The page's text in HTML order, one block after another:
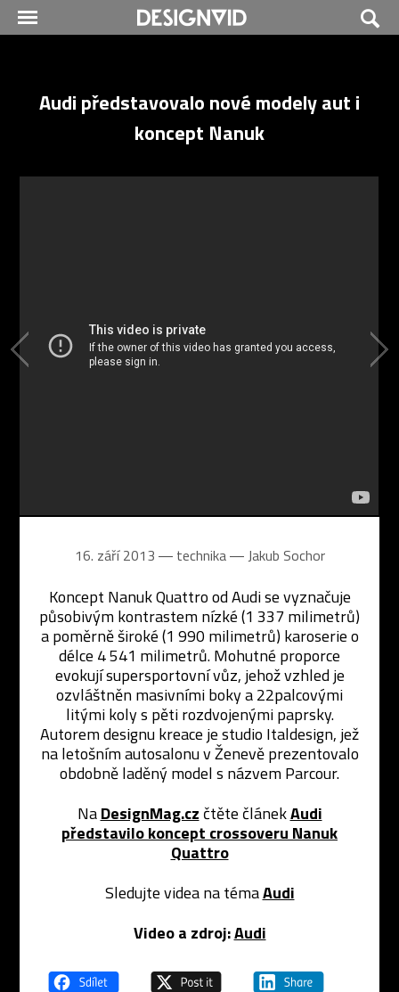
Audi představovalo nové modely aut i
koncept Nanuk
16. září 2013 ― technika ―Jakub Sochor
Koncept Nanuk Quattro od Audi se vyznačuje
působivým kontrastem nízké (1 337 milimetrů)
a poměrně široké (1 990 milimetrů) karoserie o
délce 4 541 milimetrů. Mohutné proporce
evokují supersportovní vůz, jehož vzhled je
ozvláštněn masivními boky a 22palcovými
litými koly s pěti rozdvojenými paprsky.
Autorem designu kreace je studio Italdesign, jež
na letošním autosalonu v Ženevě prezentovalo
obdobně laděný model s názvem Parcour.
NaDesignMag.cz čtěte článekAudi
představilo koncept crossoveru Nanuk
Quattro
Sledujte videa na témaAudi
Video a zdroj:Audi